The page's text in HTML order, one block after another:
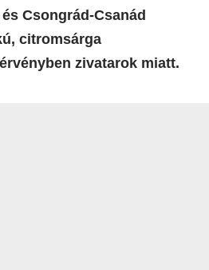
Csongrád-Csanád
citromsárga
zivatarok miatt.